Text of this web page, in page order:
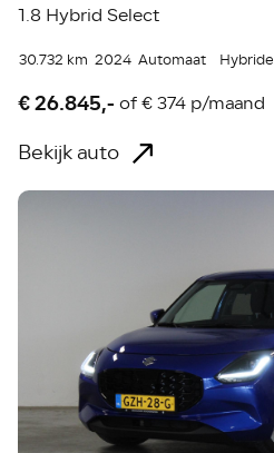
1.8 Hybrid Select
30.732 km 2024 Automaat Hybride
€ 26.845,- of€ 374 p/maand
Bekijk auto